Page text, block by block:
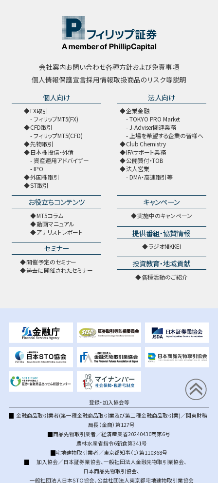
会社案内お問い合わせ各種方針および免責事項
個人情報保護宣言採用情報取扱商品のリスク等説明
個人向け
FX取引
フィリップMT5(FX)
CFD取引
フィリップMT5(CFD)
先物取引
日本株投信・外債
資産運用アドバイザー
IPO
外国株取引
ST取引
法人向け
企業金融
TOKYO PRO Market
J-Adviser関連業務
上場を希望する企業の皆様へ
Club Chemistry
IFAサポート業務
公開買付・TOB
法人営業
DMA・高速取引等
お役立ちコンテンツ
MT5コラム
動画マニュアル
アナリストレポート
セミナー
開催予定のセミナー
過去に開催されたセミナー
キャンペーン
実施中のキャンペーン
提供番組・協賛情報
ラジオNIKKEI
投資教育・地域貢献
各種活動のご紹介
登録・加入協会等
金融商品取引業者(第一種金融商品取引業及び第二種金融商品取引業)／関東財務
局長（金商）第127号
商品先物取引業者／経済産業省20240430商第6号
農林水産省指令6新食第341号
宅地建物取引業者／東京都知事（1）第110368号
加入協会／日本証券業協会、一般社団法人金融先物取引業協会、
日本商品先物取引協会、
一般社団法人日本STO協会、公益社団法人東京都宅地建物取引業協会